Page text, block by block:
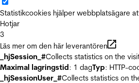
Statistikcookies hjälper webbplatsägare
Hotjar
3
Läs mer om den här leverantören
_hjSession_#Collects statistics on the
Maximal lagringstid: 1 dagTyp: HTTP-
_hjSessionUser_#Collects statistics on